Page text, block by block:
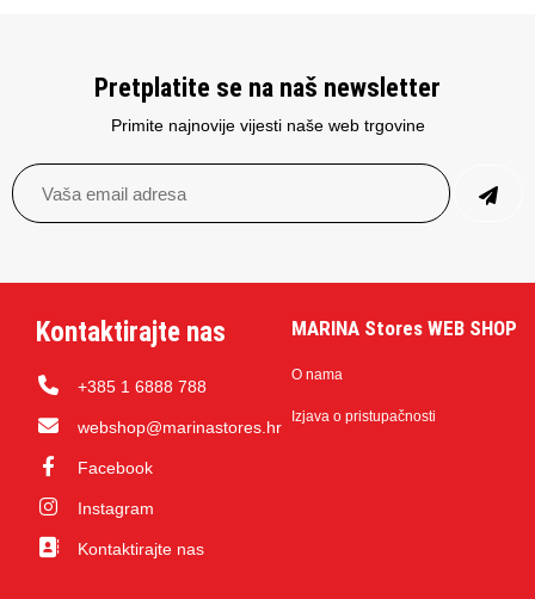
Pretplatite se na naš newsletter
Primite najnovije vijesti naše web trgovine
Kontaktirajte nas
+385 1 6888 788
webshop@marinastores.hr
Facebook
Instagram
Kontaktirajte nas
MARINA Stores WEB SHOP
O nama
Izjava o pristupačnosti